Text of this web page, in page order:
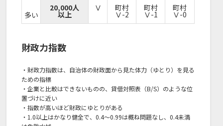
多い
20,000人
以上
Ⅴ 町村
Ⅴ-2
町村
Ⅴ-1
町村
Ⅴ-0
財政力指数
・財政力指数は、自治体の財政面から見た体力（ゆとり）を見る
ための指標
・企業と比較はできないものの、貸借対照表（B/S）のような位
置づけに近い
・指数が高いほど財政にゆとりがある
・1.0以上はかなり健全で、0.4～0.99は概ね問題なし、0.4未満